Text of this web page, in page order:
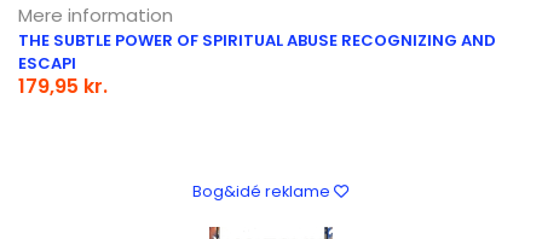
Mere information
THE SUBTLE POWER OF SPIRITUAL ABUSE RECOGNIZING AND
ESCAPI
179,95 kr.
Bog&idé reklame